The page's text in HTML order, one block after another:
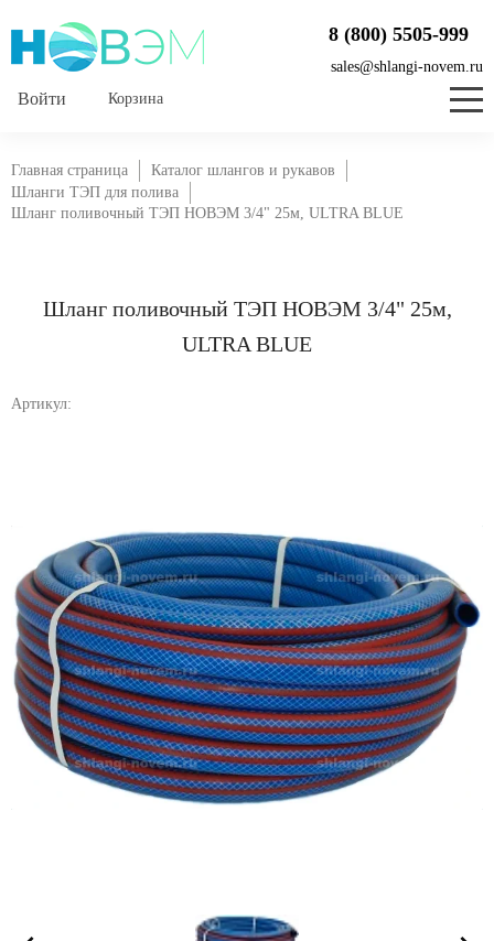
8 (800) 5505-999
sales@shlangi-novem.ru
Корзина
Главная страница
Каталог шлангов и рукавов
Шланги ТЭП для полива
Шланг поливочный ТЭП НОВЭМ 3/4" 25м, ULTRA BLUE
Шланг поливочный ТЭП НОВЭМ 3/4" 25м,
ULTRA BLUE
Артикул: